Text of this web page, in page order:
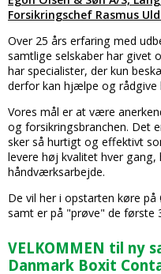
Forsikringschef Rasmus
Over 25 års erfaring med
samtlige selskaber har givet
har specialister, der kun
derfor kan hjælpe og rådgive
Vores mål er at være
og forsikringsbranchen. Det
sker så hurtigt og effektivt
levere høj kvalitet hver
håndværksarbejde.
De vil her i opstarten køre
samt er på "prøve" de første
VELKOMMEN til ny
Danmark Boxit